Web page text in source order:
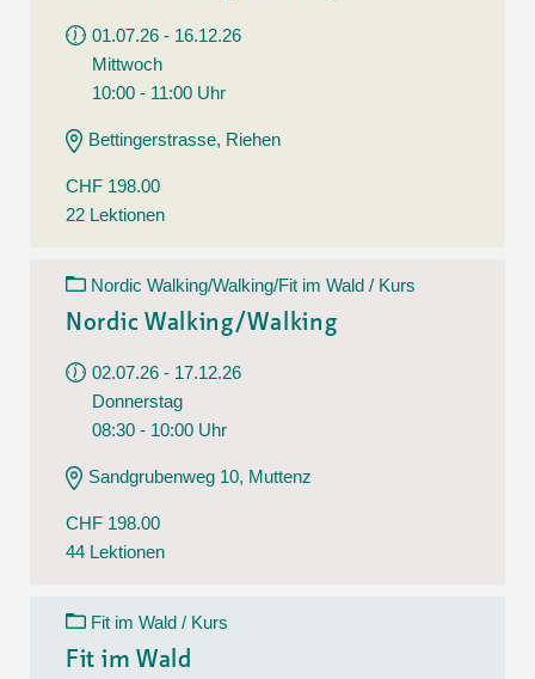
01.07.26 - 16.12.26
Mittwoch
10:00 - 11:00 Uhr
Bettingerstrasse, Riehen
CHF 198.00
22 Lektionen
Nordic Walking/Walking/Fit im Wald / Kurs
Nordic Walking/Walking
02.07.26 - 17.12.26
Donnerstag
08:30 - 10:00 Uhr
Sandgrubenweg 10, Muttenz
CHF 198.00
44 Lektionen
Fit im Wald / Kurs
Fit im Wald